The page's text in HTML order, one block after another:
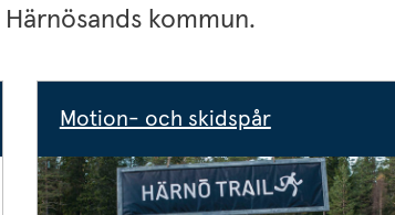
kommun.
Motion- och skidspår